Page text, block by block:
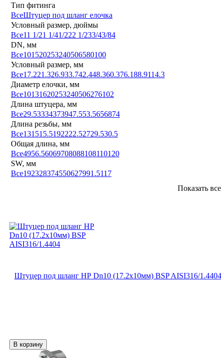
Тип фитинга
ВсеШтуцер под шланг елочка
Условный размер, дюймы
Все11 1/21 1/41/222 1/233/43/84
DN, мм
Все101520253240506580100
Условный размер, мм
Все17.221.326.933.742.448.360.376.188.9114.3
Диаметр елочки, мм
Все10131620253240506276102
Длина штуцера, мм
Все29.53334373947.553.5656874
Длина резьбы, мм
Все131515.5192222.52729.530.5
Общая длина, мм
Все4956.56069708088108110120
SW, мм
Все192328374550627991.5117
Показать
Штуцер под шланг НР Dn10 (17.2х10мм) BSP AISI316/1.4404